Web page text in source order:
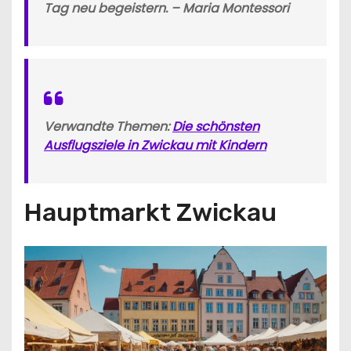
Tag neu begeistern. – Maria Montessori
Verwandte Themen:Die schönsten
Ausflugsziele in Zwickau mit Kindern
Hauptmarkt Zwickau